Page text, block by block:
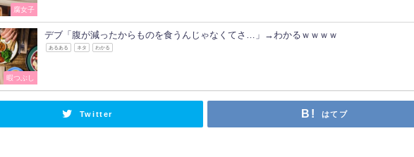
腐女子
暇つぶし
デブ「腹が減ったからものを食うんじゃなくてさ…」→わかるｗｗｗｗ
あるある ネタ わかる
Twitter はてブ